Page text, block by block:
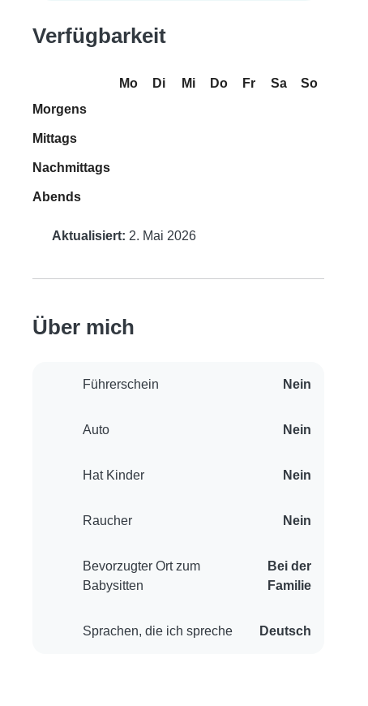
Verfügbarkeit
Mo Di Mi Do Fr Sa
So
Morgens
Mittags
Nachmittags
Abends
Aktualisiert: 2. Mai 2026
Über mich
Führerschein Nein
Auto Nein
Hat Kinder Nein
Raucher Nein
Bevorzugter Ort zum
Babysitten
Bei der
Familie
Sprachen, die ich spreche Deutsch